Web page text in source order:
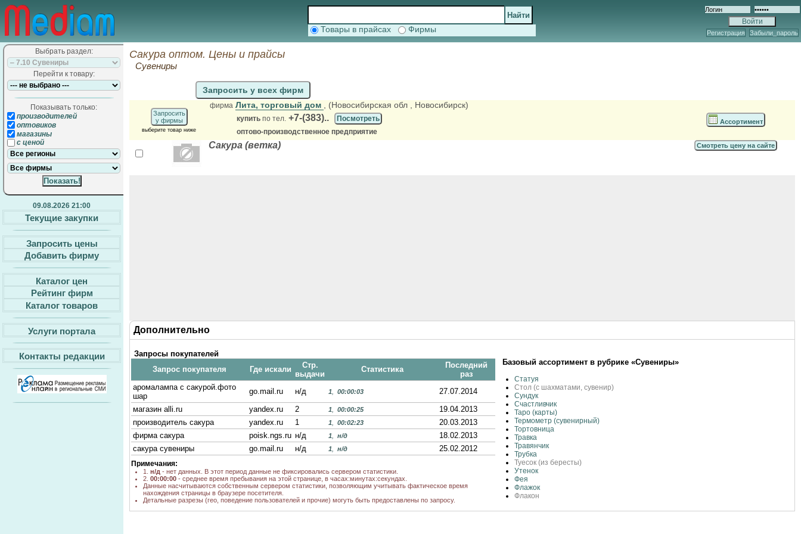
Товары в прайсах Фирмы Регистрация Забыли_пароль
Выбрать раздел:
Перейти к товару:
Показывать только:
производителей
оптовиков
магазины
с ценой
09.08.2026 21:00
Текущие закупки
Запросить цены
Добавить фирму
Каталог цен
Рейтинг фирм
Каталог товаров
Услуги портала
Контакты редакции
Сакура оптом. Цены и прайсы
Сувениры
Запросить у всех фирм
Запросить
у фирмы
выберите товар ниже
фирма Лита, торговый дом , (Новосибирская обл , Новосибирск)
купить по тел. +7-(383)..
Посмотреть
оптово-производственное предприятие
Ассортимент
Сакура (ветка) Смотреть цену на сайте
Дополнительно
Запросы покупателей
Запрос покупателя
Где искали
Стр.
выдачи
Статистика
Последний
раз
аромалампа с сакурой.фото
шар
go.mail.ru н/д 1 00:00:03
27.07.2014
магазин alli.ru
yandex.ru 2 1 00:00:25
19.04.2013
производитель сакура
yandex.ru 1 1 00:02:23
20.03.2013
фирма сакура
poisk.ngs.ru н/д 1 н/д
18.02.2013
сакура сувениры
go.mail.ru н/д 1 н/д 25.02.2012
Примечания:
1. н/д - нет данных. В этот период данные не фиксировались сервером статистики.
2. 00:00:00 - среднее время пребывания на этой странице, в часах:минутах:секундах.
Данные насчитываются собственным сервером статистики, позволяющим учитывать фактическое время
нахождения страницы в браузере посетителя.
Детальные разрезы (гео, поведение пользователей и прочие) могуть быть предоставлены по запросу.
Базовый ассортимент в рубрике «Сувениры»
Статуя
Стол (с шахматами, сувенир)
Сундук
Счастливчик
Таро (карты)
Термометр (сувенирный)
Тортовница
Травка
Травянчик
Трубка
Туесок (из бересты)
Утенок
Фея
Флажок
Флакон